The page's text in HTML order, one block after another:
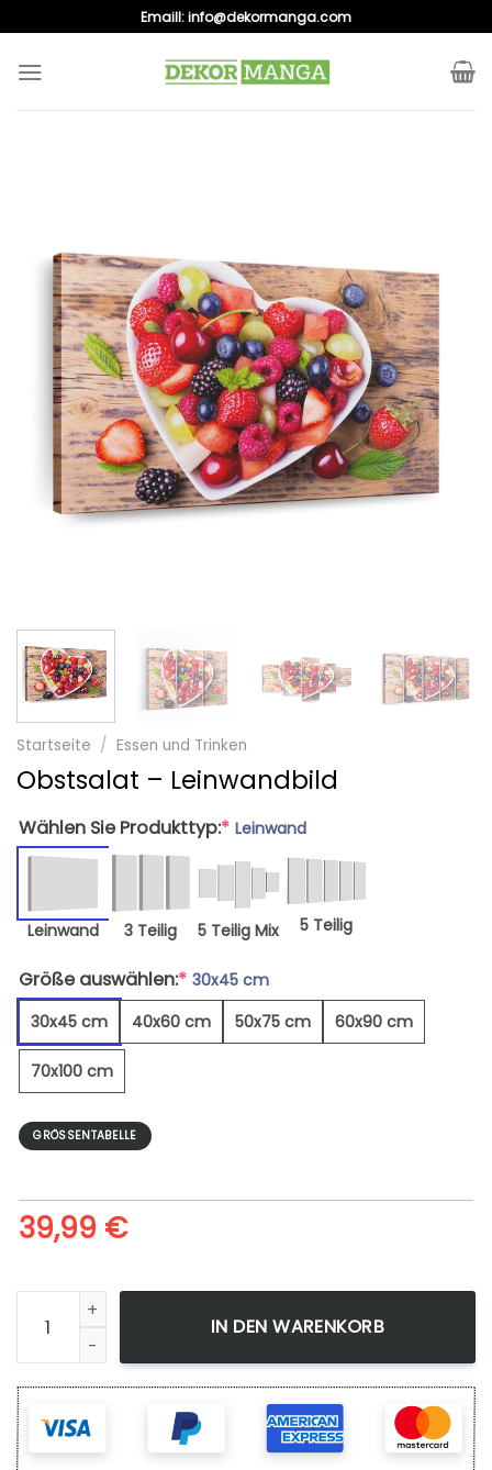
to
content
Emaill:info@dekormanga.com
Startseite / Essen und Trinken
Obstsalat – Leinwandbild
Wählen Sie Produkttyp:* Leinwand
Leinwand 3 Teilig 5 Teilig Mix 5 Teilig
Größe auswählen:* 30x45 cm
30x45 cm
40x60 cm 50x75 cm 60x90 cm
70x100 cm
GRÖSSENTABELLE
39,99 €
Obstsalat - Leinwandbild Menge
IN DEN WARENKORB